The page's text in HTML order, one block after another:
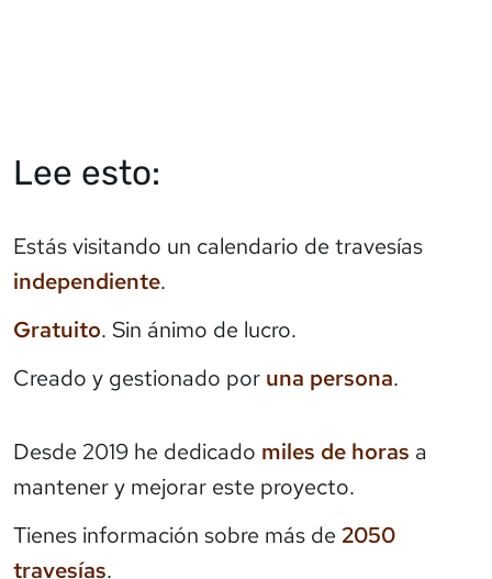
Lee esto:
Estás visitando un calendario de travesías
independiente.
Gratuito. Sin ánimo de lucro.
Creado y gestionado por una persona.
Desde 2019 he dedicado miles de horas a
mantener y mejorar este proyecto.
Tienes información sobre más de 2050
travesías.